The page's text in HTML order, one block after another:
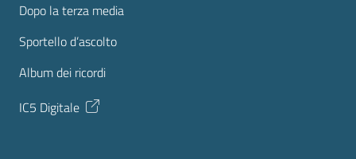
Dopo la terza media
Sportello d’ascolto
Album dei ricordi
IC5 Digitale